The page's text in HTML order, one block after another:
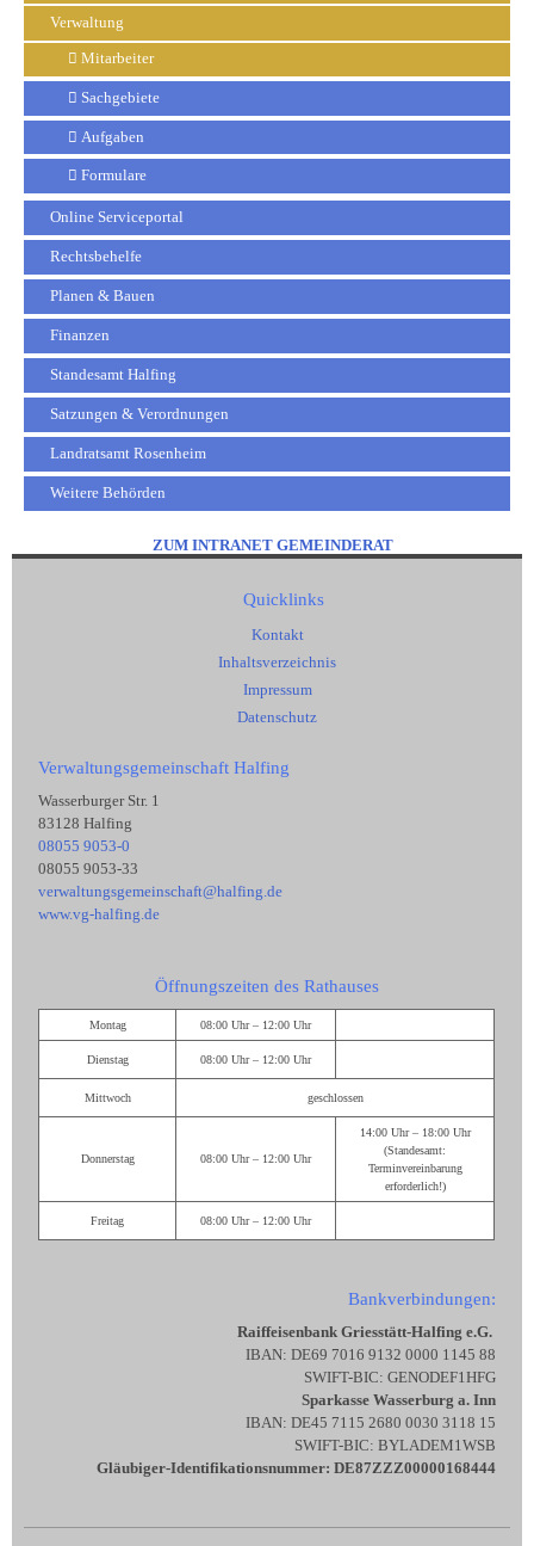
Verwaltung
Mitarbeiter
Sachgebiete
Aufgaben
Formulare
Online Serviceportal
Rechtsbehelfe
Planen & Bauen
Finanzen
Standesamt Halfing
Satzungen & Verordnungen
Landratsamt Rosenheim
Weitere Behörden
ZUM INTRANET GEMEINDERAT
Quicklinks
Kontakt
Inhaltsverzeichnis
Impressum
Datenschutz
Verwaltungsgemeinschaft Halfing
Wasserburger Str. 1
83128 Halfing
08055 9053-0
08055 9053-33
verwaltungsgemeinschaft@halfing.de
www.vg-halfing.de
Öffnungszeiten des Rathauses
Montag 08:00 Uhr – 12:00 Uhr
Dienstag 08:00 Uhr – 12:00 Uhr
Mittwoch geschlossen
Donnerstag 08:00 Uhr – 12:00 Uhr
14:00 Uhr – 18:00 Uhr
(Standesamt:
Terminvereinbarung
erforderlich!)
Freitag 08:00 Uhr – 12:00 Uhr
Bankverbindungen:
Raiffeisenbank Griesstätt-Halfing e.G.
IBAN: DE69 7016 9132 0000 1145 88
SWIFT-BIC: GENODEF1HFG
Sparkasse Wasserburg a. Inn
IBAN: DE45 7115 2680 0030 3118 15
SWIFT-BIC: BYLADEM1WSB
Gläubiger-Identifikationsnummer: DE87ZZZ00000168444